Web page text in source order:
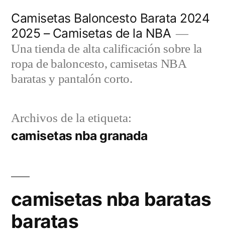
contenido
Camisetas Baloncesto Barata 2024
2025 – Camisetas de la NBA
Una tienda de alta calificación sobre la
ropa de baloncesto, camisetas NBA
baratas y pantalón corto.
Archivos de la etiqueta:
camisetas nba granada
camisetas nba baratas
baratas